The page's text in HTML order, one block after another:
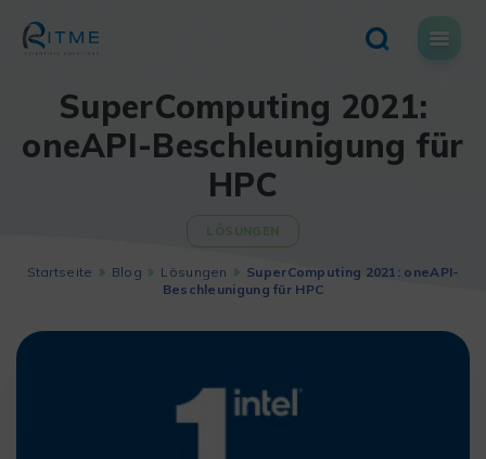
content
SuperComputing 2021:
oneAPI-Beschleunigung für
HPC
LÖSUNGEN
Startseite Blog Lösungen
SuperComputing 2021: oneAPI-
Beschleunigung für HPC